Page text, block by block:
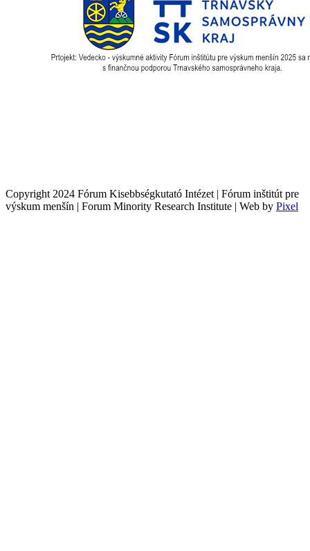
Copyright 2024 Fórum Kisebbségkutató Intézet | Fórum inštitút pre
výskum menšín | Forum Minority Research Institute | Web by Pixel